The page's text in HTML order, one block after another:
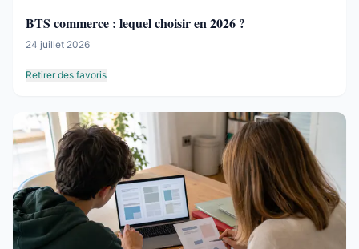
BTS commerce : lequel choisir en 2026 ?
24 juillet 2026
Retirer des favoris